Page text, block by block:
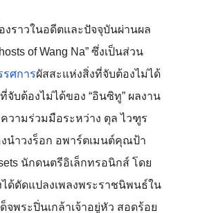
งราวในอดีตและปัจจุบันผ่านผล
of Wang Na” ซึ่งเป็นส่วน
รศการผัสสะแห่งสิ่งที่จับต้องไม่ได้
จับต้องไม่ได้ของ “อินซิทู” ผลงาน
วามร่วมมือระหว่าง ตุล ไวฑูร
งนำวงร็อก อพาร์ตเมนต์คุณป้า
นักดนตรีอิเล็กทรอนิกส์ โดย
ด้ดัดแปลงเพลงพระราชนิพนธ์ใน
จพระปิ่นเกล้าเจ้าอยู่หัว สอดร้อย